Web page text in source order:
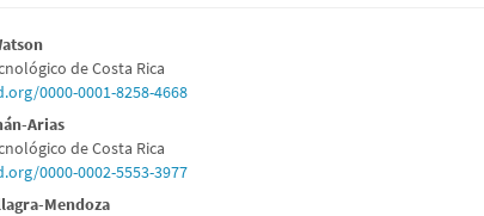
de Costa Rica
0000-0001-8258-4668
Arias
de Costa Rica
0000-0002-5553-3977
Mendoza